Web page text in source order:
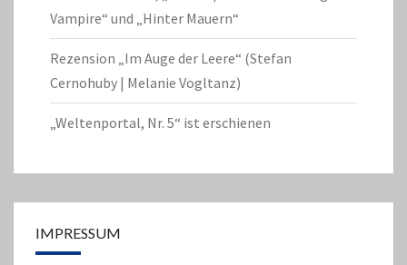
Vampire“ und „Hinter Mauern“
Rezension „Im Auge der Leere“ (Stefan
Cernohuby | Melanie Vogltanz)
„Weltenportal, Nr. 5“ ist erschienen
IMPRESSUM